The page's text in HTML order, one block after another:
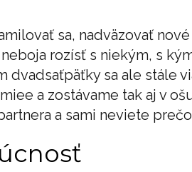
sa, nadväzovať
rozísť s niekým, s
dvadsaťpäťky sa ale stále
a zostávame tak aj v
a sami neviete